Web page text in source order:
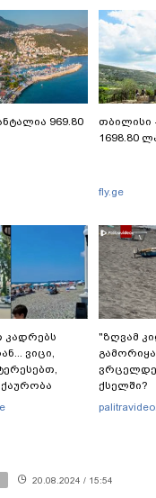
969.80
თბილისი
1698.80
fly.ge
კადრებს
ვიცი,
"ზღვამ
ქსელში?
20.08.2024 / 15:54